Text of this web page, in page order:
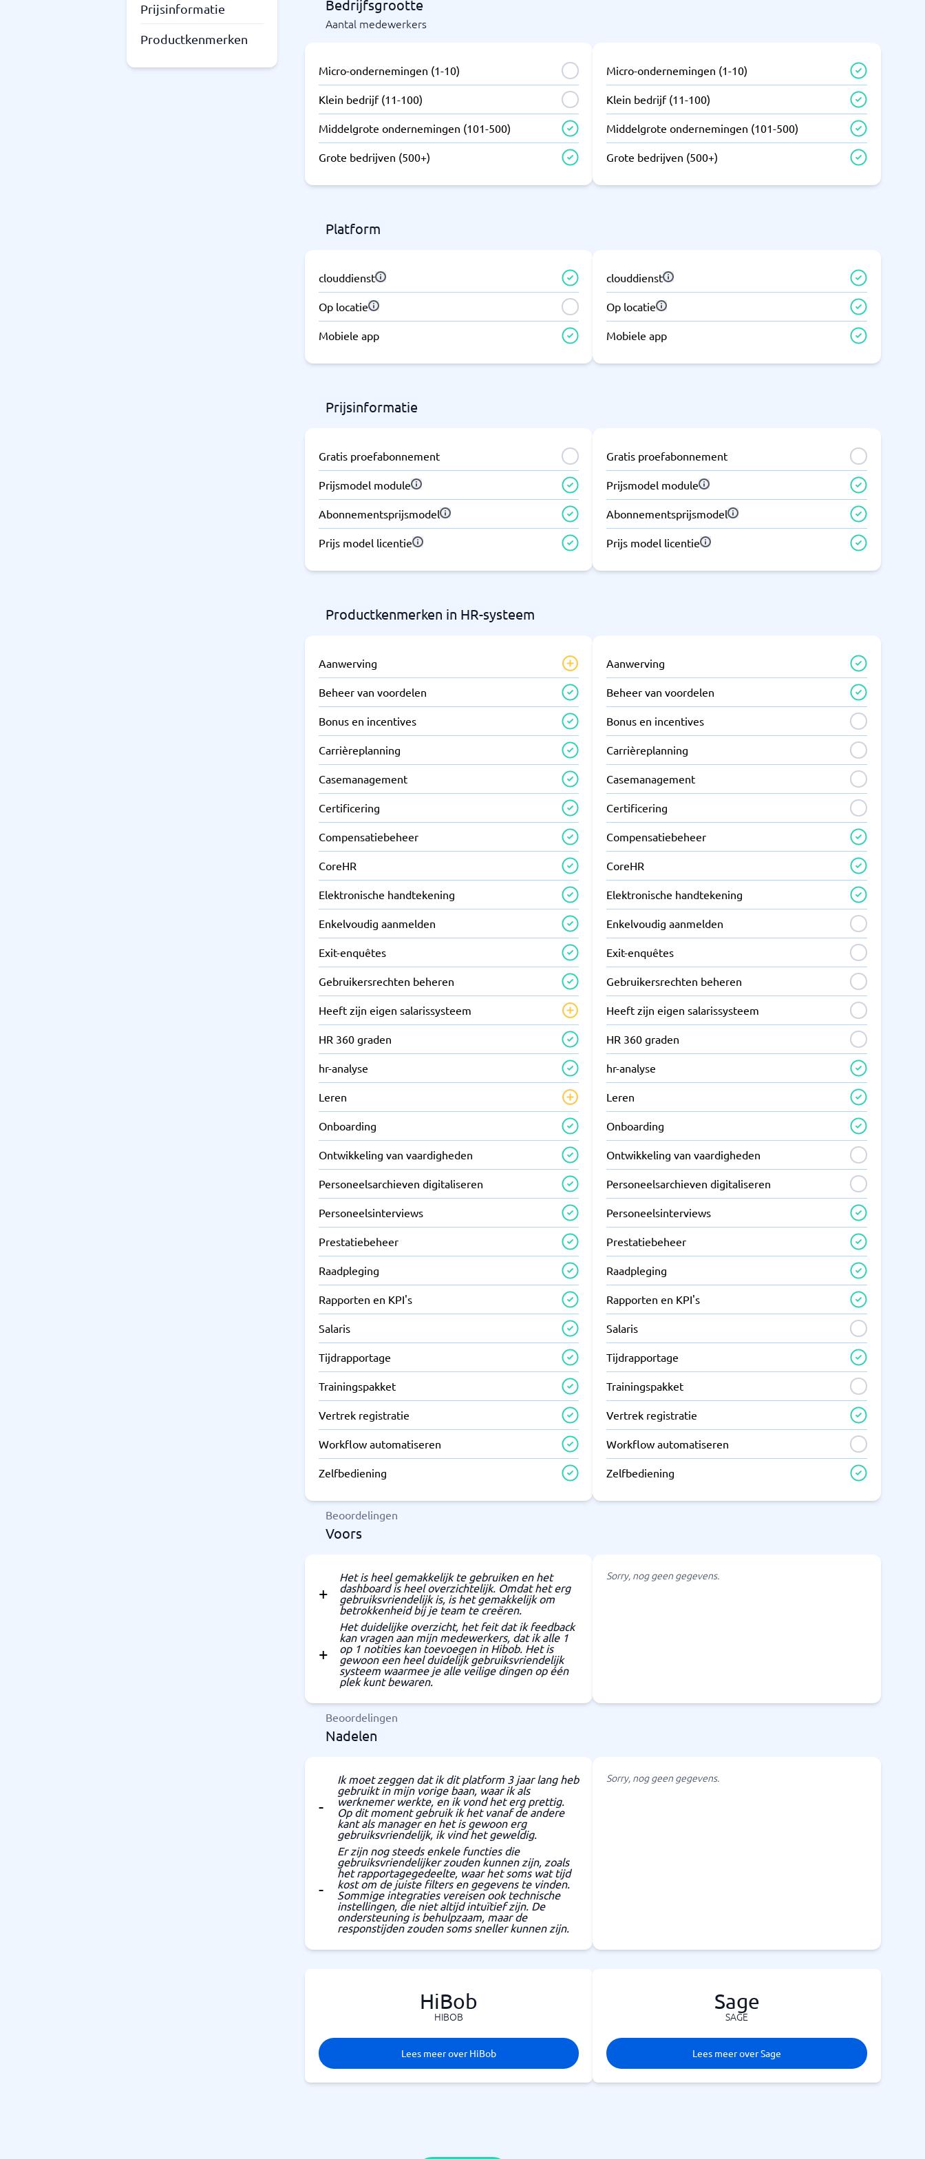
Prijsinformatie
Productkenmerken
Bedrijfsgrootte
Aantal medewerkers
Micro-ondernemingen (1-10)
Klein bedrijf (11-100)
Middelgrote ondernemingen (101-500)
Grote bedrijven (500+)
Micro-ondernemingen (1-10)
Klein bedrijf (11-100)
Middelgrote ondernemingen (101-500)
Grote bedrijven (500+)
Platform
clouddienst
Op locatie
Mobiele app
clouddienst
Op locatie
Mobiele app
Prijsinformatie
Gratis proefabonnement
Prijsmodel module
Abonnementsprijsmodel
Prijs model licentie
Gratis proefabonnement
Prijsmodel module
Abonnementsprijsmodel
Prijs model licentie
Productkenmerken in HR-systeem
Aanwerving
Beheer van voordelen
Bonus en incentives
Carrièreplanning
Casemanagement
Certificering
Compensatiebeheer
CoreHR
Elektronische handtekening
Enkelvoudig aanmelden
Exit-enquêtes
Gebruikersrechten beheren
Heeft zijn eigen salarissysteem
HR 360 graden
hr-analyse
Leren
Onboarding
Ontwikkeling van vaardigheden
Personeelsarchieven digitaliseren
Personeelsinterviews
Prestatiebeheer
Raadpleging
Rapporten en KPI's
Salaris
Tijdrapportage
Trainingspakket
Vertrek registratie
Workflow automatiseren
Zelfbediening
Aanwerving
Beheer van voordelen
Bonus en incentives
Carrièreplanning
Casemanagement
Certificering
Compensatiebeheer
CoreHR
Elektronische handtekening
Enkelvoudig aanmelden
Exit-enquêtes
Gebruikersrechten beheren
Heeft zijn eigen salarissysteem
HR 360 graden
hr-analyse
Leren
Onboarding
Ontwikkeling van vaardigheden
Personeelsarchieven digitaliseren
Personeelsinterviews
Prestatiebeheer
Raadpleging
Rapporten en KPI's
Salaris
Tijdrapportage
Trainingspakket
Vertrek registratie
Workflow automatiseren
Zelfbediening
Beoordelingen
Voors
Het is heel gemakkelijk te gebruiken en het
dashboard is heel overzichtelijk. Omdat het erg
gebruiksvriendelijk is, is het gemakkelijk om
betrokkenheid bij je team te creëren.
Het duidelijke overzicht, het feit dat ik feedback
kan vragen aan mijn medewerkers, dat ik alle 1
op 1 notities kan toevoegen in Hibob. Het is
gewoon een heel duidelijk gebruiksvriendelijk
systeem waarmee je alle veilige dingen op één
plek kunt bewaren.
Sorry, nog geen gegevens.
Beoordelingen
Nadelen
Ik moet zeggen dat ik dit platform 3 jaar lang heb
gebruikt in mijn vorige baan, waar ik als
werknemer werkte, en ik vond het erg prettig.
Op dit moment gebruik ik het vanaf de andere
kant als manager en het is gewoon erg
gebruiksvriendelijk, ik vind het geweldig.
Er zijn nog steeds enkele functies die
gebruiksvriendelijker zouden kunnen zijn, zoals
het rapportagegedeelte, waar het soms wat tijd
kost om de juiste filters en gegevens te vinden.
Sommige integraties vereisen ook technische
instellingen, die niet altijd intuïtief zijn. De
ondersteuning is behulpzaam, maar de
responstijden zouden soms sneller kunnen zijn.
Sorry, nog geen gegevens.
HiBob
HIBOB
Lees meer over HiBob
Sage
SAGE
Lees meer over Sage